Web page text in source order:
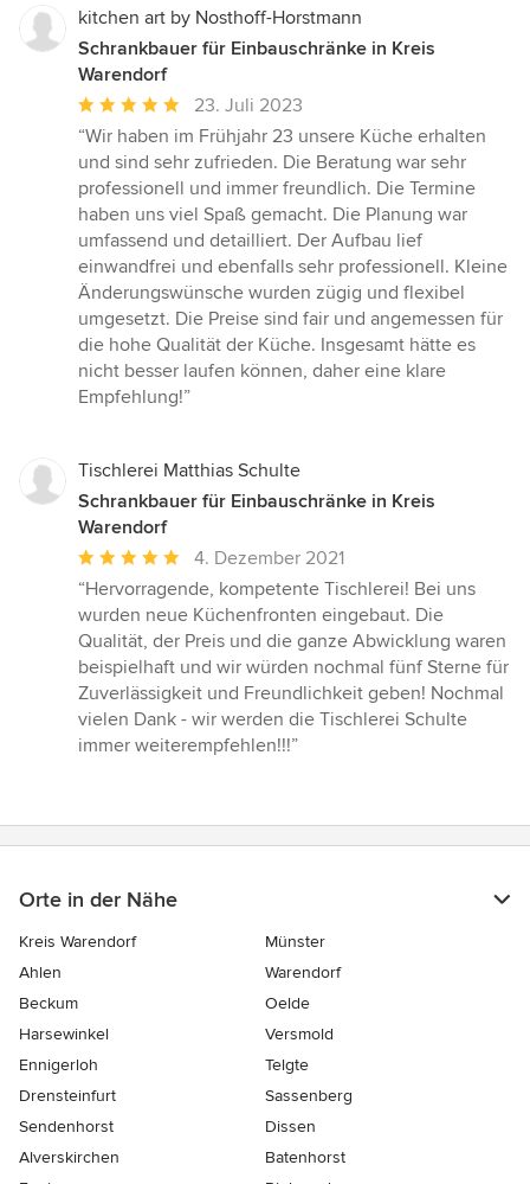
kitchen art by Nosthoff-Horstmann
Schrankbauer für Einbauschränke in Kreis
Warendorf
Durchschnittliche
Bewertung:
5
von
5
Sternen
23. Juli 2023
“Wir haben im Frühjahr 23 unsere Küche erhalten
und sind sehr zufrieden. Die Beratung war sehr
professionell und immer freundlich. Die Termine
haben uns viel Spaß gemacht. Die Planung war
umfassend und detailliert. Der Aufbau lief
einwandfrei und ebenfalls sehr professionell. Kleine
Änderungswünsche wurden zügig und flexibel
umgesetzt. Die Preise sind fair und angemessen für
die hohe Qualität der Küche. Insgesamt hätte es
nicht besser laufen können, daher eine klare
Empfehlung!”
Tischlerei Matthias Schulte
Schrankbauer für Einbauschränke in Kreis
Warendorf
Durchschnittliche
Bewertung:
5
von
5
Sternen
4. Dezember 2021
“Hervorragende, kompetente Tischlerei! Bei uns
wurden neue Küchenfronten eingebaut. Die
Qualität, der Preis und die ganze Abwicklung waren
beispielhaft und wir würden nochmal fünf Sterne für
Zuverlässigkeit und Freundlichkeit geben! Nochmal
vielen Dank - wir werden die Tischlerei Schulte
immer weiterempfehlen!!!”
Orte in der Nähe
Kreis Warendorf
Münster
Ahlen
Warendorf
Beckum
Oelde
Harsewinkel
Versmold
Ennigerloh
Telgte
Drensteinfurt
Sassenberg
Sendenhorst
Dissen
Alverskirchen
Batenhorst